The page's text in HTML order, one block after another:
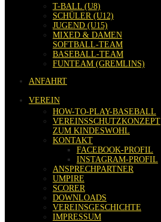
T-BALL (U8)
SCHÜLER (U12)
JUGEND (U15)
MIXED & DAMEN
SOFTBALL-TEAM
BASEBALL-TEAM
FUNTEAM (GREMLINS)
ANFAHRT
VEREIN
HOW-TO-PLAY-BASEBALL
VEREINSSCHUTZKONZEPT
ZUM KINDESWOHL
KONTAKT
FACEBOOK-PROFIL
INSTAGRAM-PROFIL
ANSPRECHPARTNER
UMPIRE
SCORER
DOWNLOADS
VEREINSGESCHICHTE
IMPRESSUM